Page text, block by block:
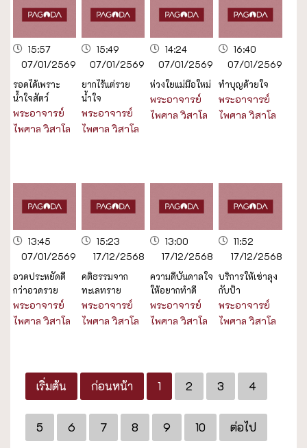
15:57
07/01/2569
รอดได้เพราะ
น้ำใจสัตว์
พระอาจารย์
ไพศาล วิสาโล
15:49
07/01/2569
ยากไร้แต่รวย
น้ำใจ
พระอาจารย์
ไพศาล วิสาโล
14:24
07/01/2569
ห่วงใยแม่มือใหม่
พระอาจารย์
ไพศาล วิสาโล
16:40
07/01/2569
ทำบุญด้วยใจ
พระอาจารย์
ไพศาล วิสาโล
13:45
07/01/2569
อวดประหยัดดี
กว่าอวดรวย
พระอาจารย์
ไพศาล วิสาโล
15:23
17/12/2568
คติธรรมจาก
ทะเลทราย
พระอาจารย์
ไพศาล วิสาโล
13:00
17/12/2568
ความดีบันดาลใจ
ให้อยากทำดี
พระอาจารย์
ไพศาล วิสาโล
11:52
17/12/2568
บริการให้เช่าลุง
กับป้า
พระอาจารย์
ไพศาล วิสาโล
เริ่มต้น ก่อนหน้า 1 2 3 4
5 6 7 8 9 10 ต่อไป